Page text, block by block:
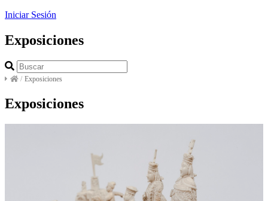
Iniciar Sesión
Exposiciones
/ Exposiciones
Exposiciones